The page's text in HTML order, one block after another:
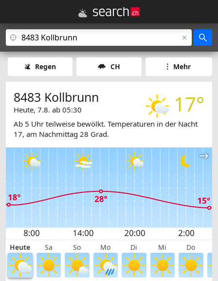
Regen CH Mehr
17°
8483 Kollbrunn
Heute, 7.8. ab 05:30
Ab 5 Uhr teilweise bewölkt. Temperaturen in der Nacht
17, am Nachmittag 28 Grad.
Heute Sa So Mo Di Mi Do